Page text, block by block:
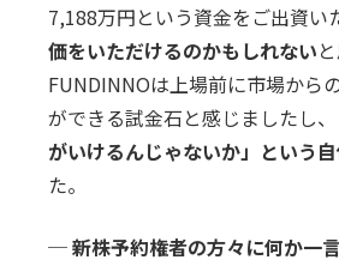
7,188万円という資金をご出資い
価をいただけるのかもしれない
FUNDINNOは上場前に市場から
ができる試金石と感じましたし、
がいけるんじゃないか」という
た。
─ 新株予約権者の方々に何か一